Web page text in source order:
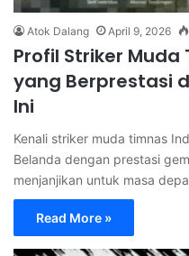
Atok Dalang April 9, 2026
Profil Striker
yang Berprestasi
Ini
Kenali striker muda timnas
Belanda dengan prestasi
menjanjikan untuk masa
Read More »